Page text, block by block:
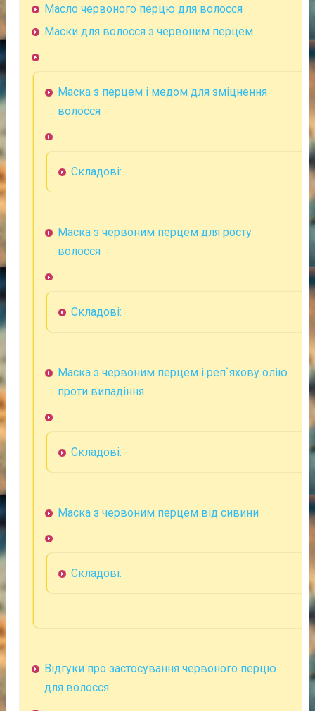
Масло червоного перцю для волосся
Маски для волосся з червоним перцем
Маска з перцем і медом для зміцнення
волосся
Складові:
Маска з червоним перцем для росту
волосся
Складові:
Маска з червоним перцем і реп`яхову олію
проти випадіння
Складові:
Маска з червоним перцем від сивини
Складові:
Відгуки про застосування червоного перцю
для волосся